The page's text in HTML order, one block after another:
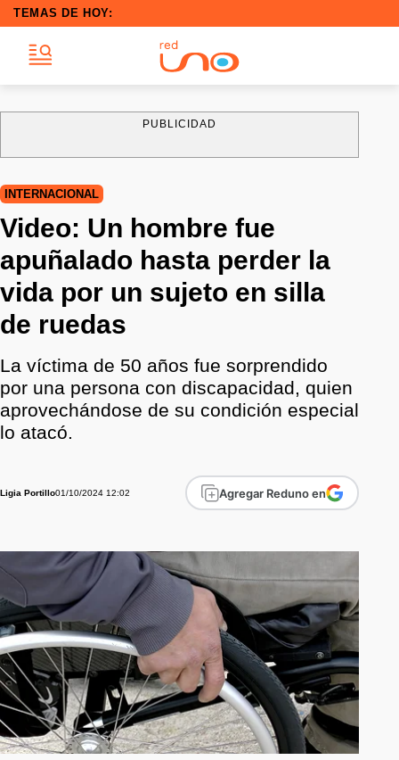
TEMAS DE HOY:
PUBLICIDAD
INTERNACIONAL
Video: Un hombre fue
apuñalado hasta perder la
vida por un sujeto en silla
de ruedas
La víctima de 50 años fue sorprendido
por una persona con discapacidad, quien
aprovechándose de su condición especial
lo atacó.
Ligia Portillo01/10/2024 12:02 Agregar Reduno en